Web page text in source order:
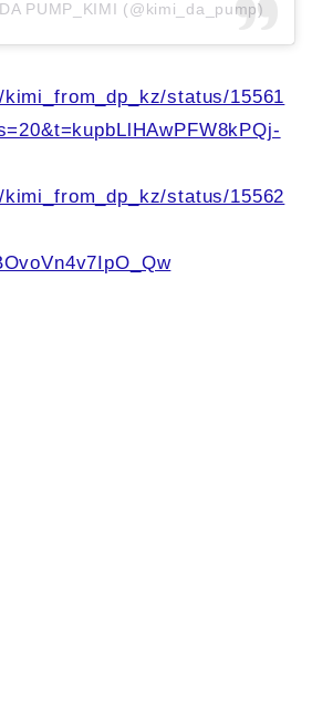
PUMP_KIMI (@kimi_da_pump)
status/15561
status/15562